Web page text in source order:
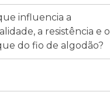
influencia a
a resistência e o
do fio de algodão?